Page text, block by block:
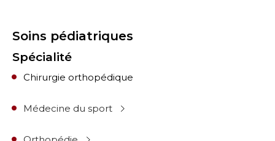
Soins pédiatriques
Spécialité
Chirurgie orthopédique
Médecine du sport